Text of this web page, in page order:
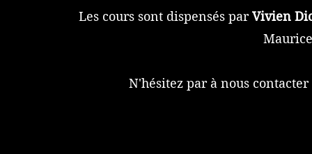
Les cours sont dispensés parVivien
N'hésitez par à nous